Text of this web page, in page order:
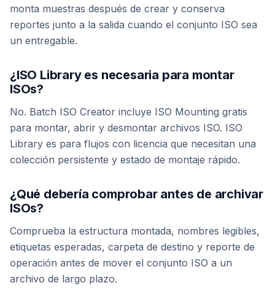
monta muestras después de crear y conserva
reportes junto a la salida cuando el conjunto ISO sea
un entregable.
¿ISO Library es necesaria para montar
ISOs?
No. Batch ISO Creator incluye ISO Mounting gratis
para montar, abrir y desmontar archivos ISO. ISO
Library es para flujos con licencia que necesitan una
colección persistente y estado de montaje rápido.
¿Qué debería comprobar antes de archivar
ISOs?
Comprueba la estructura montada, nombres legibles,
etiquetas esperadas, carpeta de destino y reporte de
operación antes de mover el conjunto ISO a un
archivo de largo plazo.